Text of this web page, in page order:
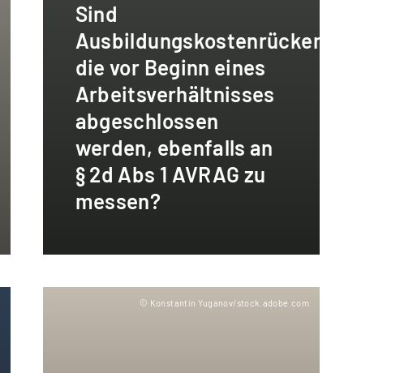
Sind
die vor Beginn eines
Arbeitsverhältnisses
abgeschlossen
werden, ebenfalls an
§ 2d Abs 1 AVRAG zu
messen?
© Konstantin Yuganov/stock.adobe.com